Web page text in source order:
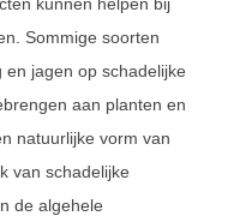
Sommige soorten
jagen op schadelijke
aan planten en
natuurlijke vorm van
van schadelijke
de algehele